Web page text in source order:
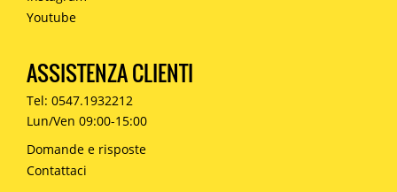
Youtube
ASSISTENZA CLIENTI
Tel: 0547.1932212
Lun/Ven 09:00-15:00
Domande e risposte
Contattaci